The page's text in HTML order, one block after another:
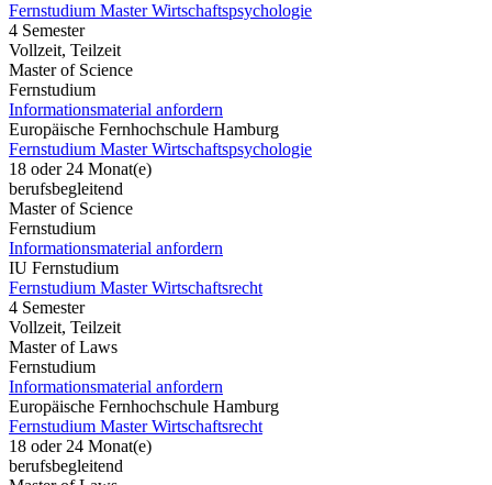
Fernstudium Master Wirtschaftspsychologie
4 Semester
Vollzeit, Teilzeit
Master of Science
Fernstudium
Informationsmaterial anfordern
Europäische Fernhochschule Hamburg
Fernstudium Master Wirtschaftspsychologie
18 oder 24 Monat(e)
berufsbegleitend
Master of Science
Fernstudium
Informationsmaterial anfordern
IU Fernstudium
Fernstudium Master Wirtschaftsrecht
4 Semester
Vollzeit, Teilzeit
Master of Laws
Fernstudium
Informationsmaterial anfordern
Europäische Fernhochschule Hamburg
Fernstudium Master Wirtschaftsrecht
18 oder 24 Monat(e)
berufsbegleitend